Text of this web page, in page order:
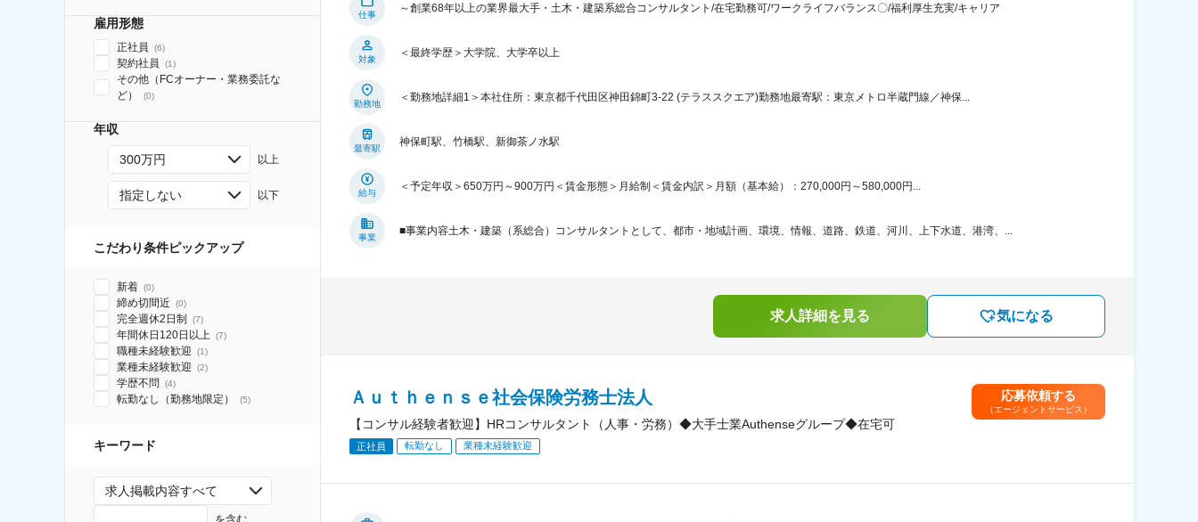
雇用形態
正社員 (6)
契約社員 (1)
その他（FCオーナー・業務委託な
ど）
(0)
年収
300万円 以上
指定しない 以下
こだわり条件ピックアップ
新着 (0)
締め切間近 (0)
完全週休2日制 (7)
年間休日120日以上 (7)
職種未経験歓迎 (1)
業種未経験歓迎 (2)
学歴不問 (4)
転勤なし（勤務地限定） (5)
キーワード
求人掲載内容すべて
を含む
仕事
～創業68年以上の業界最大手・土木・建築系総合コンサルタント/在宅勤務可/ワークライフバランス〇/福利厚生充実/キャリア
対象
＜最終学歴＞大学院、大学卒以上
勤務地
＜勤務地詳細1＞本社住所：東京都千代田区神田錦町3-22 (テラススクエア)勤務地最寄駅：東京メトロ半蔵門線／神保...
最寄駅
神保町駅、竹橋駅、新御茶ノ水駅
給与
＜予定年収＞650万円～900万円＜賃金形態＞月給制＜賃金内訳＞月額（基本給）：270,000円～580,000円...
事業
■事業内容土木・建築（系総合）コンサルタントとして、都市・地域計画、環境、情報、道路、鉄道、河川、上下水道、港湾、...
求人詳細を見る 気になる
Ａｕｔｈｅｎｓｅ社会保険労務士法人
【コンサル経験者歓迎】HRコンサルタント（人事・労務）◆大手士業Authenseグループ◆在宅可
正社員 転勤なし 業種未経験歓迎
応募依頼する
（エージェントサービス）